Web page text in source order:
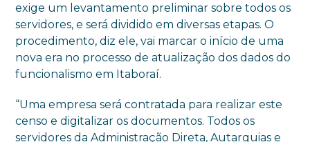
exige um levantamento preliminar sobre todos os
servidores, e será dividido em diversas etapas. O
procedimento, diz ele, vai marcar o início de uma
nova era no processo de atualização dos dados do
funcionalismo em Itaboraí.
“Uma empresa será contratada para realizar este
censo e digitalizar os documentos. Todos os
servidores da Administração Direta, Autarquias e